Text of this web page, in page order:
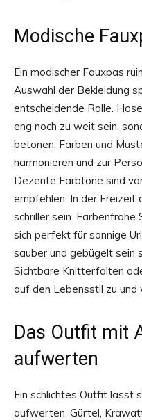
Modische
Ein modischer Fauxpas
Auswahl der Bekleidung
entscheidende Rolle.
eng noch zu weit sein,
betonen. Farben und
harmonieren und zur
Dezente Farbtöne sind
empfehlen. In der Freizeit
schriller sein.
sich perfekt für sonnige
sauber und gebügelt sein
Sichtbare Knitterfalten
auf den Lebensstil zu und
Das Outfit mit
aufwerten
Ein schlichtes Outfit lässt
aufwerten. Gürtel,